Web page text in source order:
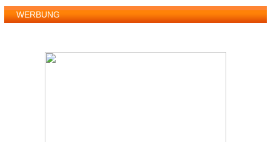
WERBUNG